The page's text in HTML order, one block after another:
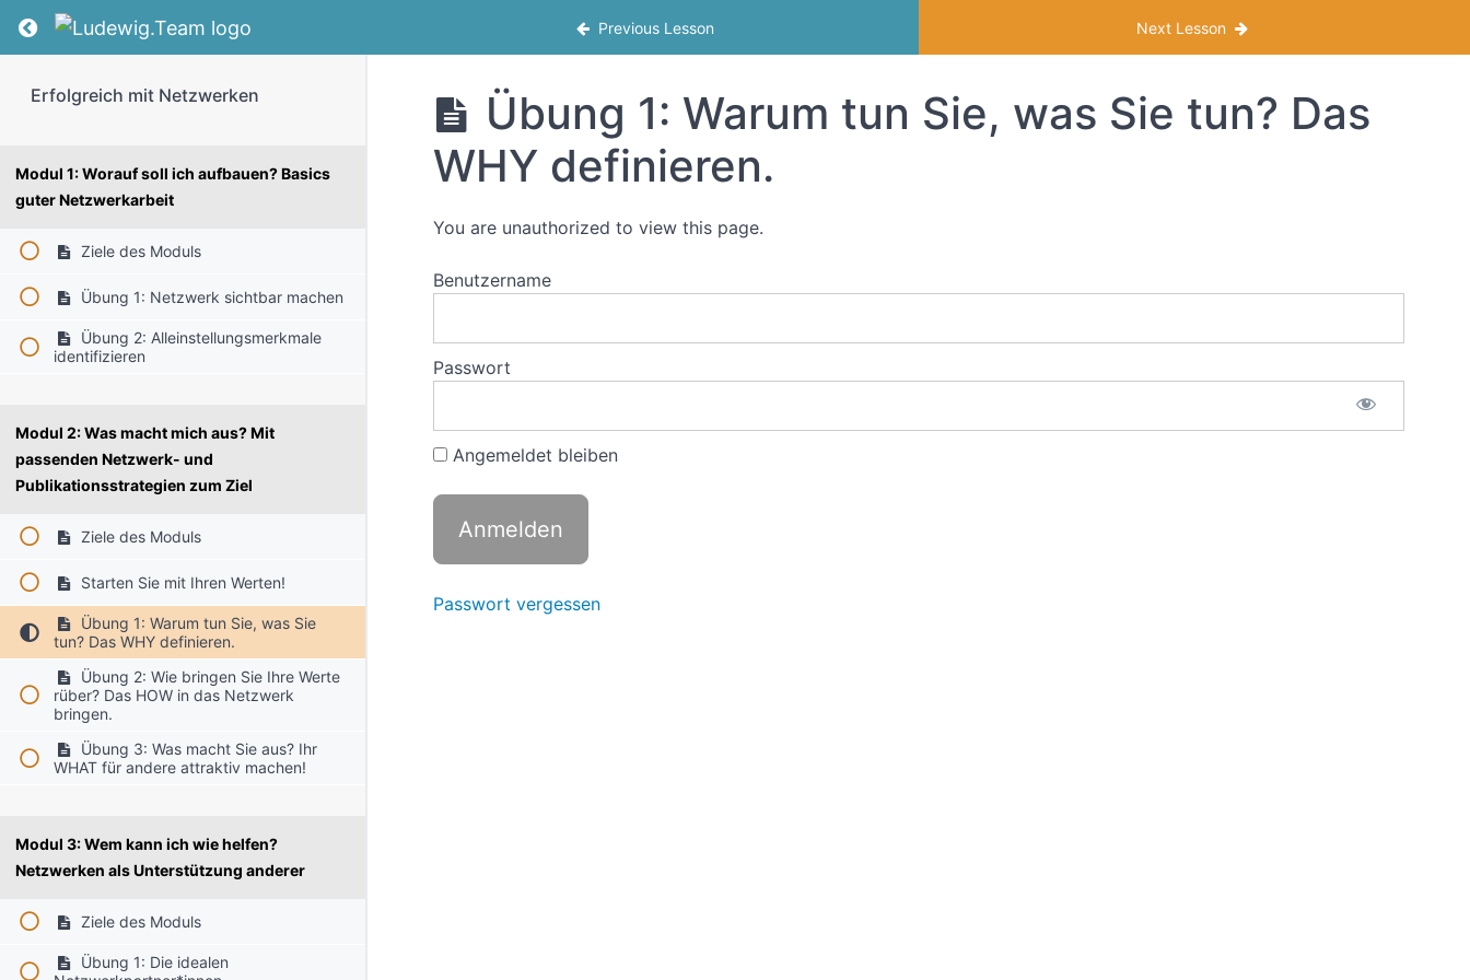
Return to course: Erfolgreich mit Netzwerken Previous Lesson Next Lesson
Erfolgreich mit Netzwerken
Modul 1: Worauf soll ich aufbauen? Basics
guter Netzwerkarbeit
Ziele des Moduls
Übung 1: Netzwerk sichtbar machen
Übung 2: Alleinstellungsmerkmale
identifizieren
Modul 2: Was macht mich aus? Mit
passenden Netzwerk- und
Publikationsstrategien zum Ziel
Ziele des Moduls
Starten Sie mit Ihren Werten!
Übung 1: Warum tun Sie, was Sie
tun? Das WHY definieren.
Übung 2: Wie bringen Sie Ihre Werte
rüber? Das HOW in das Netzwerk
bringen.
Übung 3: Was macht Sie aus? Ihr
WHAT für andere attraktiv machen!
Modul 3: Wem kann ich wie helfen?
Netzwerken als Unterstützung anderer
Ziele des Moduls
Übung 1: Die idealen
Übung 1: Warum tun Sie, was Sie tun? Das
WHY definieren.
You are unauthorized to view this page.
Benutzername
Passwort
Angemeldet bleiben
Passwort vergessen